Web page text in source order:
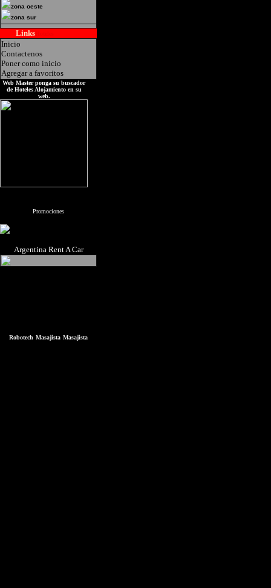
zona oeste
zona sur
Links
Inicio
Contactenos
Poner como inicio
Agregar a favoritos
Web Master ponga su buscador
de Hoteles Alojamiento en su
web.
Promociones
Argentina Rent A Car
Robotech Masajista Masajista